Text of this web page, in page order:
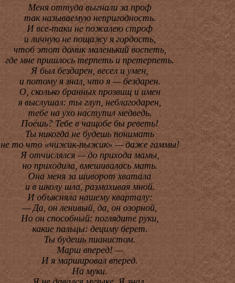
Меня оттуда выгнали за проф
так называемую непригодность.
И все-таки не пожалею строф
и личную не пощажу я гордость,
чтоб этот домик маленький воспеть,
где мне пришлось терпеть и претерпеть.
Я был бездарен, весел и умен,
и потому я знал, что я — бездарен.
О, сколько бранных прозвищ и имен
я выслушал: ты глуп, неблагодарен,
тебе на ухо наступил медведь.
Поёшь? Тебе в чащобе бы реветь!
Ты никогда не будешь понимать
не то что «чижик-пыжик» — даже гаммы!
Я отчислялся — до прихода мамы,
но приходила, вмешивалась мать.
Она меня за шиворот хватала
и в школу шла, размахивая мной.
И объясняла нашему кварталу:
— Да, он ленивый, да, он озорной,
Но он способный: поглядите руки,
какие пальцы: дециму берет.
Ты будешь пианистом.
Марш вперед! —
И я маршировал вперед.
На муки.